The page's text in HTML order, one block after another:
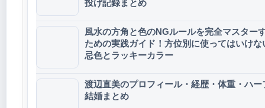
投げ記録まとめ
風水の方角と色のNGルールを完全マスター
ための実践ガイド！方位別に使ってはいけな
忌色とラッキーカラー
渡辺直美のプロフィール・経歴・体重・ハー
結婚まとめ